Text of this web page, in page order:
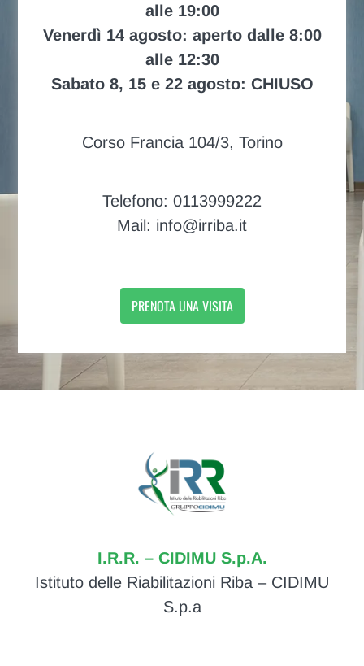
alle 19:00
Venerdì 14 agosto: aperto dalle 8:00
alle 12:30
Sabato 8, 15 e 22 agosto: CHIUSO
Corso Francia 104/3, Torino
Telefono: 0113999222
Mail: info@irriba.it
PRENOTA UNA VISITA
I.R.R. – CIDIMU S.p.A.
Istituto delle Riabilitazioni Riba – CIDIMU
S.p.a